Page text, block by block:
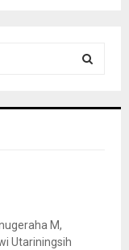
M,
Utariningsih